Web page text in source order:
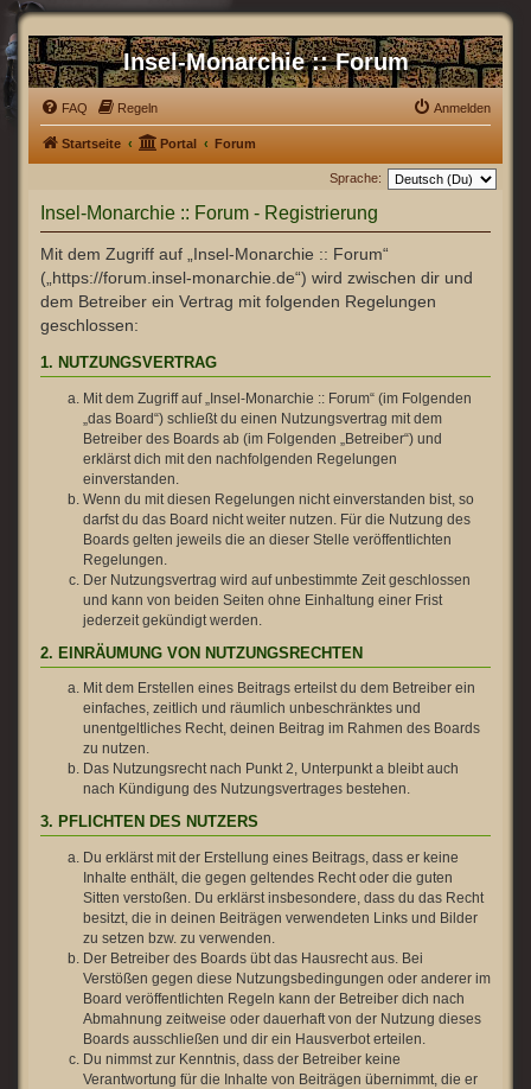
Insel-Monarchie :: Forum
FAQ Regeln Anmelden
Startseite Portal Forum
Sprache:
Insel-Monarchie :: Forum - Registrierung
Mit dem Zugriff auf „Insel-Monarchie :: Forum“
(„https://forum.insel-monarchie.de“) wird zwischen dir und
dem Betreiber ein Vertrag mit folgenden Regelungen
geschlossen:
1. NUTZUNGSVERTRAG
Mit dem Zugriff auf „Insel-Monarchie :: Forum“ (im Folgenden
„das Board“) schließt du einen Nutzungsvertrag mit dem
Betreiber des Boards ab (im Folgenden „Betreiber“) und
erklärst dich mit den nachfolgenden Regelungen
einverstanden.
Wenn du mit diesen Regelungen nicht einverstanden bist, so
darfst du das Board nicht weiter nutzen. Für die Nutzung des
Boards gelten jeweils die an dieser Stelle veröffentlichten
Regelungen.
Der Nutzungsvertrag wird auf unbestimmte Zeit geschlossen
und kann von beiden Seiten ohne Einhaltung einer Frist
jederzeit gekündigt werden.
2. EINRÄUMUNG VON NUTZUNGSRECHTEN
Mit dem Erstellen eines Beitrags erteilst du dem Betreiber ein
einfaches, zeitlich und räumlich unbeschränktes und
unentgeltliches Recht, deinen Beitrag im Rahmen des Boards
zu nutzen.
Das Nutzungsrecht nach Punkt 2, Unterpunkt a bleibt auch
nach Kündigung des Nutzungsvertrages bestehen.
3. PFLICHTEN DES NUTZERS
Du erklärst mit der Erstellung eines Beitrags, dass er keine
Inhalte enthält, die gegen geltendes Recht oder die guten
Sitten verstoßen. Du erklärst insbesondere, dass du das Recht
besitzt, die in deinen Beiträgen verwendeten Links und Bilder
zu setzen bzw. zu verwenden.
Der Betreiber des Boards übt das Hausrecht aus. Bei
Verstößen gegen diese Nutzungsbedingungen oder anderer im
Board veröffentlichten Regeln kann der Betreiber dich nach
Abmahnung zeitweise oder dauerhaft von der Nutzung dieses
Boards ausschließen und dir ein Hausverbot erteilen.
Du nimmst zur Kenntnis, dass der Betreiber keine
Verantwortung für die Inhalte von Beiträgen übernimmt, die er